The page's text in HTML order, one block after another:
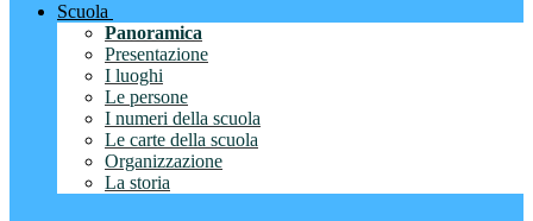
Scuola
Panoramica
Presentazione
I luoghi
Le persone
I numeri della scuola
Le carte della scuola
Organizzazione
La storia